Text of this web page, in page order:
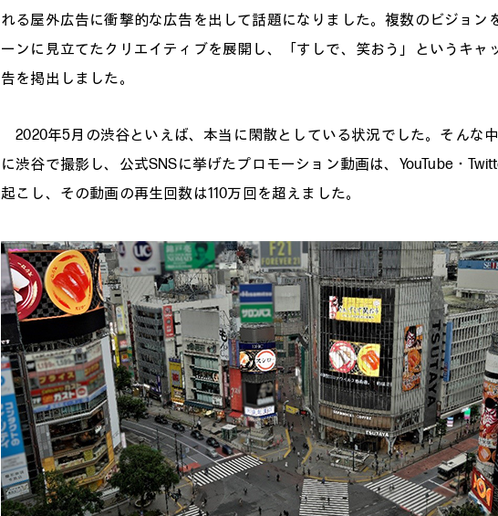
れる屋外広告に衝撃的な広告を出して話題になりました。複数のビジョン
ーンに見立てたクリエイティブを展開し、「すしで、笑おう」というキャ
告を掲出しました。
2020年5月の渋谷といえば、本当に閑散としている状況でした。そんな
に渋谷で撮影し、公式SNSに挙げたプロモーション動画は、YouTube・
起こし、その動画の再生回数は110万回を超えました。